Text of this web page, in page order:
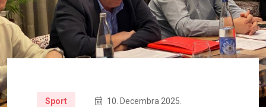
Sport 10. Decembra 2025.